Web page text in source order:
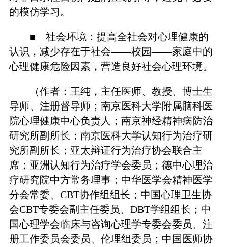
的模仿学习。
■ 社会环境：提高全社会对心理健康的
认识，减少存在于社会——校园——家庭中的
心理健康危险因素，营造良好社会心理环境。
（作者：王纯，主任医师、教授、博士生
导师、注册督导师；南京医科大学附属脑科医
院心理健康中心负责人；南京神经精神病防治
研究所副所长；南京医科大学认知行为治疗研
究所副所长；亚太辩证行为治疗协会联合主
席；亚洲认知行为治疗学会委员；德中心理治
疗研究院中方常务理事；中华医学会精神医学
分会常委、CBT协作组组长；中国心理卫生协
会CBT专委会副主任委员、DBT学组组长；中
国心理学会临床与咨询心理学专委会委员、注
册工作委员会委员、伦理组委员；中国医师协